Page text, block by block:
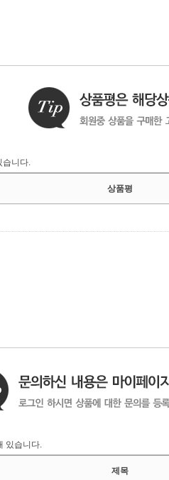
습니다.
상품평
있습니다.
제목